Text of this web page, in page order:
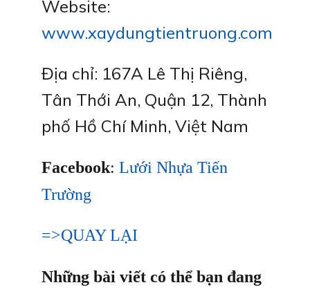
Website:
www.xaydungtientruong.com
Địa chỉ: 167A Lê Thị Riêng,
Tân Thới An, Quận 12, Thành
phố Hồ Chí Minh, Việt Nam
Facebook: Lưới Nhựa Tiến
Trường
=>QUAY LẠI
Những bài viết có thể bạn đang